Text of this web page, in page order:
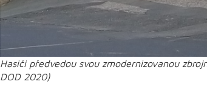
Hasiči předvedou svou zmodernizovanou
DOD 2020)